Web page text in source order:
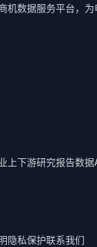
机数据服务平台，
上下游研究报告数据
隐私保护联系我们